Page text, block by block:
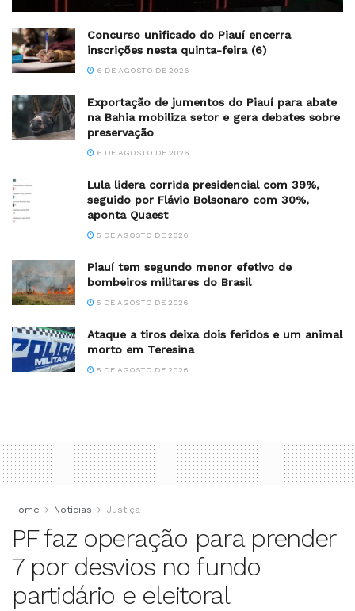
Concurso unificado do Piauí encerra
inscrições nesta quinta-feira (6)
6 DE AGOSTO DE 2026
Exportação de jumentos do Piauí para abate
na Bahia mobiliza setor e gera debates sobre
preservação
6 DE AGOSTO DE 2026
Lula lidera corrida presidencial com 39%,
seguido por Flávio Bolsonaro com 30%,
aponta Quaest
5 DE AGOSTO DE 2026
Piauí tem segundo menor efetivo de
bombeiros militares do Brasil
5 DE AGOSTO DE 2026
Ataque a tiros deixa dois feridos e um animal
morto em Teresina
5 DE AGOSTO DE 2026
Home Notícias Justiça
PF faz operação para prender
7 por desvios no fundo
partidário e eleitoral